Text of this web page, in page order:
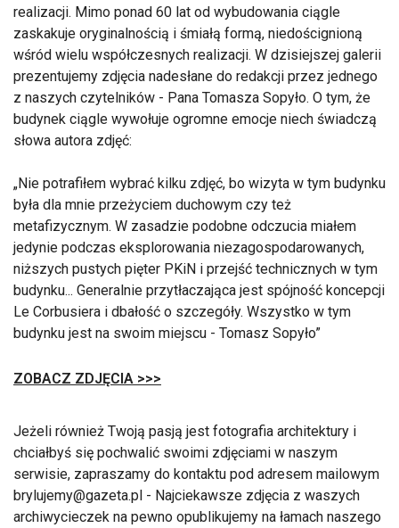
realizacji. Mimo ponad 60 lat od wybudowania ciągle
zaskakuje oryginalnością i śmiałą formą, niedoścignioną
wśród wielu współczesnych realizacji. W dzisiejszej galerii
prezentujemy zdjęcia nadesłane do redakcji przez jednego
z naszych czytelników - Pana Tomasza Sopyło. O tym, że
budynek ciągle wywołuje ogromne emocje niech świadczą
słowa autora zdjęć:
Nie potrafiłem wybrać kilku zdjęć, bo wizyta w tym budynku
była dla mnie przeżyciem duchowym czy też
metafizycznym. W zasadzie podobne odczucia miałem
jedynie podczas eksplorowania niezagospodarowanych,
niższych pustych pięter PKiN i przejść technicznych w tym
budynku... Generalnie przytłaczająca jest spójność koncepcji
Le Corbusiera i dbałość o szczegóły. Wszystko w tym
budynku jest na swoim miejscu - Tomasz Sopyło
ZOBACZ ZDJĘCIA >>>
Jeżeli również Twoją pasją jest fotografia architektury i
chciałbyś się pochwalić swoimi zdjęciami w naszym
serwisie, zapraszamy do kontaktu pod adresem mailowym
brylujemy@gazeta.pl - Najciekawsze zdjęcia z waszych
archiwycieczek na pewno opublikujemy na łamach naszego